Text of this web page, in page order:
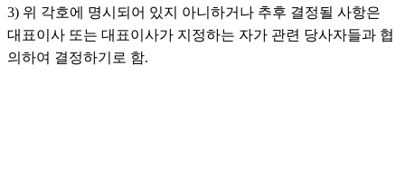
3) 위 각호에 명시되어 있지 아니하거나 추후 결정될 사항은
대표이사 또는 대표이사가 지정하는 자가 관련 당사자들과 협
의하여 결정하기로 함.